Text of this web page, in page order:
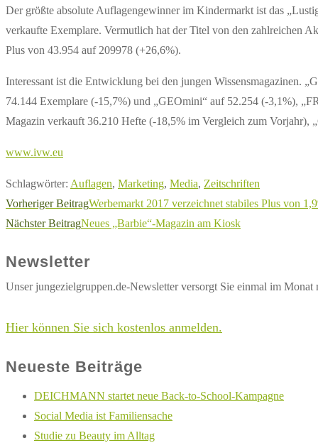
Der größte absolute Auflagengewinner im Kindermarkt ist das
verkaufte Exemplare. Vermutlich hat der Titel von den zahlreichen
Plus von 43.954 auf 209978 (+26,6%).
Interessant ist die Entwicklung bei den jungen Wissensmagazinen.
74.144 Exemplare (-15,7%) und „GEOmini“ auf 52.254 (-3,1%),
Magazin verkauft 36.210 Hefte (-18,5% im Vergleich zum
www.ivw.eu
Schlagwörter: Auflagen, Marketing, Media, Zeitschriften
Weitere
Artikel
Vorheriger BeitragWerbemarkt 2017 verzeichnet stabiles Plus von
Nächster BeitragNeues „Barbie“-Magazin am Kiosk
Newsletter
Unser jungezielgruppen.de-Newsletter versorgt Sie einmal im
Hier können Sie sich kostenlos anmelden.
Neueste Beiträge
DEICHMANN startet neue Back-to-School-Kampagne
Social Media ist Familiensache
Studie zu Beauty im Alltag